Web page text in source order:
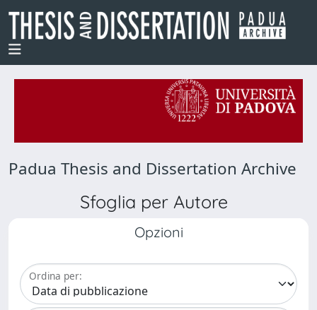
Padua Thesis and Dissertation Archive
Sfoglia per Autore
Opzioni
Ordina per: